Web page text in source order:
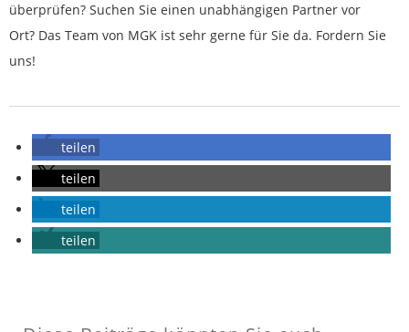
überprüfen? Suchen Sie einen unabhängigen Partner vor
Ort? Das Team von MGK ist sehr gerne für Sie da. Fordern Sie
uns!
teilen
teilen
teilen
teilen